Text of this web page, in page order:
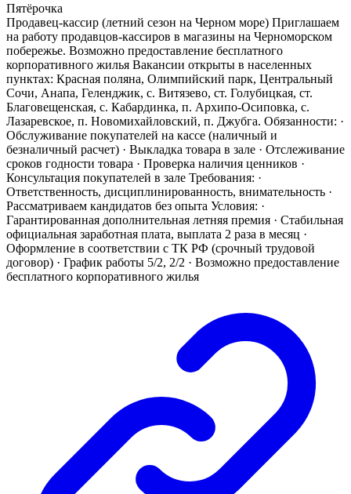
Пятёрочка
Продавец-кассир (летний сезон на Черном море) Приглашаем
на работу продавцов-кассиров в магазины на Черноморском
побережье. Возможно предоставление бесплатного
корпоративного жилья Вакансии открыты в населенных
пунктах: Красная поляна, Олимпийский парк, Центральный
Сочи, Анапа, Геленджик, с. Витязево, ст. Голубицкая, ст.
Благовещенская, с. Кабардинка, п. Архипо-Осиповка, с.
Лазаревское, п. Новомихайловский, п. Джубга. Обязанности: ·
Обслуживание покупателей на кассе (наличный и
безналичный расчет) · Выкладка товара в зале · Отслеживание
сроков годности товара · Проверка наличия ценников ·
Консультация покупателей в зале Требования: ·
Ответственность, дисциплинированность, внимательность ·
Рассматриваем кандидатов без опыта Условия: ·
Гарантированная дополнительная летняя премия · Стабильная
официальная заработная плата, выплата 2 раза в месяц ·
Оформление в соответствии с ТК РФ (срочный трудовой
договор) · График работы 5/2, 2/2 · Возможно предоставление
бесплатного корпоративного жилья